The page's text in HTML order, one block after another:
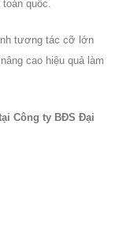
quốc.
tương tác cỡ lớn
cao hiệu quả làm
Công ty BĐS Đại